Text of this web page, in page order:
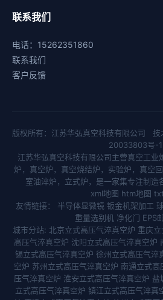
联系我们
电话：15262351860
联系我们
客户反馈
版权所有：江苏华弘真空科技有限公司 技
20033803号-1
江苏华弘真空科技有限公司主营真空工业
炉， 真空炉， 真空烧结炉， 实验炉， 真空
室油淬炉， 立式炉，是一家集专注制造
xml地图 htm地图
友情链接： 半导体显微镜 钣金机架加工
重量选别机 净化门 EPS
城市分站: 北京立式高压气淬真空炉 重庆
高压气淬真空炉 沈阳立式高压气淬真空炉
锡立式高压气淬真空炉 徐州立式高压气淬
空炉 苏州立式高压气淬真空炉 南通立式高
压气淬真空炉 淮安立式高压气淬真空炉 盐
立式高压气淬真空炉 镇江立式高压气淬真